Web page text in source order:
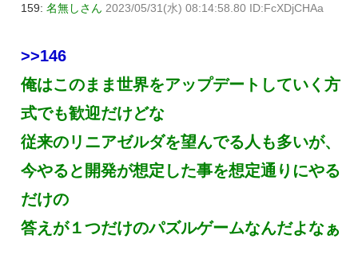
159: 名無しさん 2023/05/31(水) 08:14:58.80 ID:FcXDjCHAa
>>146
俺はこのまま世界をアップデートしていく方
式でも歓迎だけどな
従来のリニアゼルダを望んでる人も多いが、
今やると開発が想定した事を想定通りにやる
だけの
答えが１つだけのパズルゲームなんだよなぁ